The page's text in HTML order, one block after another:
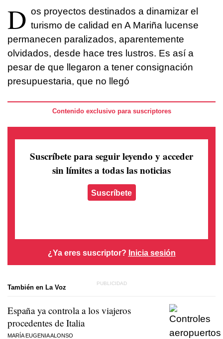
D os proyectos destinados a dinamizar el
turismo de calidad en A Mariña lucense
permanecen paralizados, aparentemente
olvidados, desde hace tres lustros. Es así a
pesar de que llegaron a tener consignación
presupuestaria, que no llegó
Contenido exclusivo para suscriptores
Suscríbete para seguir leyendo y acceder
sin límites a todas las noticias
Suscríbete
¿Ya eres suscriptor? Inicia sesión
También en La Voz
España ya controla a los viajeros
procedentes de Italia
MARÍA EUGENIA ALONSO